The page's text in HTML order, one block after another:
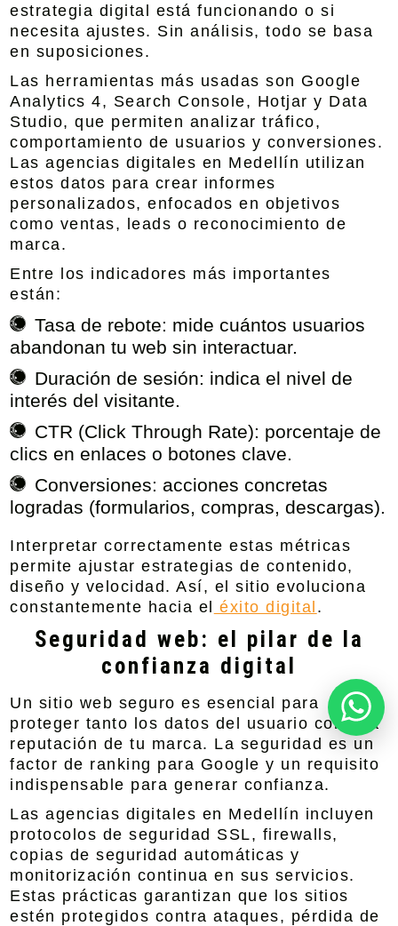
estrategia digital está funcionando o si
necesita ajustes. Sin análisis, todo se basa
en suposiciones.
Las herramientas más usadas son Google
Analytics 4, Search Console, Hotjar y Data
Studio, que permiten analizar tráfico,
comportamiento de usuarios y conversiones.
Las agencias digitales en Medellín utilizan
estos datos para crear informes
personalizados, enfocados en objetivos
como ventas, leads o reconocimiento de
marca.
Entre los indicadores más importantes
están:
Tasa de rebote: mide cuántos usuarios
abandonan tu web sin interactuar.
Duración de sesión: indica el nivel de
interés del visitante.
CTR (Click Through Rate): porcentaje de
clics en enlaces o botones clave.
Conversiones: acciones concretas
logradas (formularios, compras, descargas).
Interpretar correctamente estas métricas
permite ajustar estrategias de contenido,
diseño y velocidad. Así, el sitio evoluciona
constantemente hacia el
éxito digital .
Seguridad web: el pilar de la
confianza digital
Un sitio web seguro es esencial para
proteger tanto los datos del usuario como la
reputación de tu marca. La seguridad es un
factor de ranking para Google y un requisito
indispensable para generar confianza.
Las agencias digitales en Medellín incluyen
protocolos de seguridad SSL, firewalls,
copias de seguridad automáticas y
monitorización continua en sus servicios.
Estas prácticas garantizan que los sitios
estén protegidos contra ataques, pérdida de